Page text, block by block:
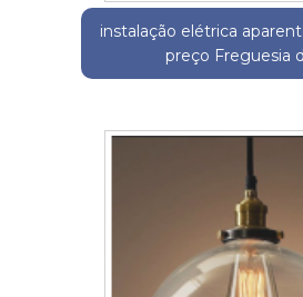
instalação elétrica
preço Freguesia